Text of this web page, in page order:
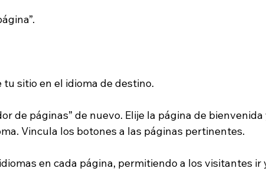
sitio en el idioma de destino.
de páginas” de nuevo. Elije la página de
Vincula los botones a las páginas pertinentes.
en cada página, permitiendo a los visitantes ir